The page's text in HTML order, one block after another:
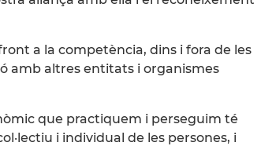
a la competència, dins i fora de les
amb altres entitats i organismes
que practiquem i perseguim té
i individual de les persones, i